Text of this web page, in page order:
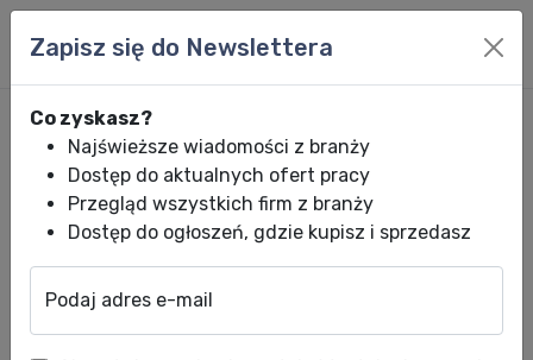
Zapisz się do Newslettera
Co zyskasz?
Najświeższe wiadomości z branży
Dostęp do aktualnych ofert pracy
Przegląd wszystkich firm z branży
Dostęp do ogłoszeń, gdzie kupisz i sprzedasz
Podaj adres e-mail